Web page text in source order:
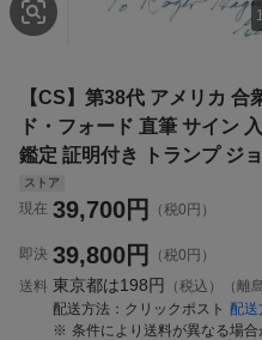
1
【CS】第38代 アメリカ 合
ド・フォード 直筆 サイン
鑑定 証明付き トランプ ジ
ストア
現在 39,700円 （税0円）
即決 39,800円
（税0円）
送料 東京都は198円
（税込）（離
配送方法
クリックポスト 配送
条件により送料が異なる場合